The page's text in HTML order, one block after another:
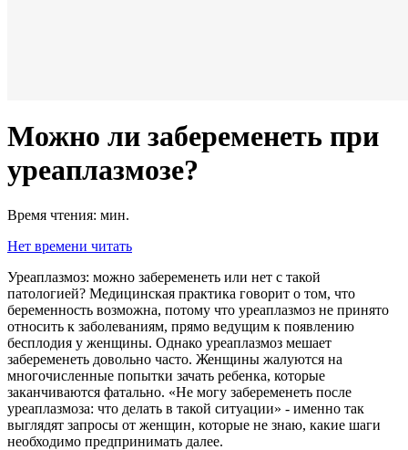
Можно ли забеременеть при
уреаплазмозе?
Время чтения: мин.
Нет времени читать
Уреаплазмоз: можно забеременеть или нет с такой
патологией? Медицинская практика говорит о том, что
беременность возможна, потому что уреаплазмоз не принято
относить к заболеваниям, прямо ведущим к появлению
бесплодия у женщины. Однако уреаплазмоз мешает
забеременеть довольно часто. Женщины жалуются на
многочисленные попытки зачать ребенка, которые
заканчиваются фатально. «Не могу забеременеть после
уреаплазмоза: что делать в такой ситуации» - именно так
выглядят запросы от женщин, которые не знаю, какие шаги
необходимо предпринимать далее.